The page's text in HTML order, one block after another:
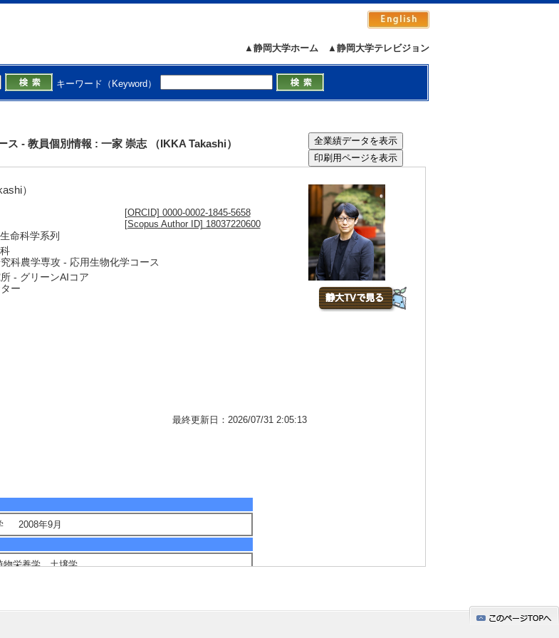
▲静岡大学テレビジョン
▲静岡大学ホーム
キーワード（Keyword）
ス - 教員個別情報 : 一家 崇志 （IKKA Takashi）
）
[ORCID] 0000-0002-1845-5658
[Scopus Author ID] 18037220600
命科学系列
科農学専攻 - 応用生物化学コース
- グリーンAIコア
ー
最終更新日：2026/07/31 2:05:13
2008年9月
物栄養学、土壌学